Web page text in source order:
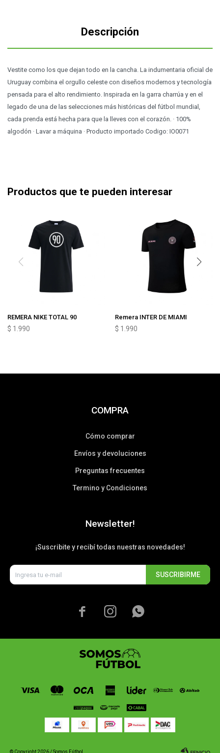
Descripción
Vestite como los que dejan todo en la cancha. La indumentaria oficial de
Uruguay combina el orgullo celeste con diseños modernos y tecnología
pensada para el alto rendimiento. Inspirada en la garra charrúa y en el
legado de una de las selecciones más históricas del fútbol mundial,
cada prenda está hecha para que la lleves con el corazón. · 100%
algodón · Lavar a máquina · Producto importado Codigo: IO0071
Productos que te pueden interesar
REMERA NIKE TOTAL 90
$ 1.990
Remera INTER DE MIAMI
$ 1.990
COMPRA
Cómo comprar
Envíos y devoluciones
Preguntas frecuentes
Termino y Condiciones
Newsletter!
¡Suscribite y recibí todas nuestras novedades!
SUSCRIBIRME
  
© Copyright 2026 / Somos Fútbol